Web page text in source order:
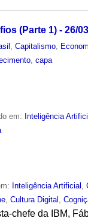
(Parte 1) - 26/
,Capitalismo
,capa
em: Inteligência
Inteligência Artificial ,
,Cultura Digital ,
chefe da IBM,